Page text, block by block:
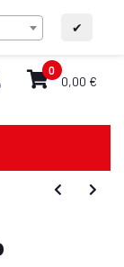
✔
0
0,00 €